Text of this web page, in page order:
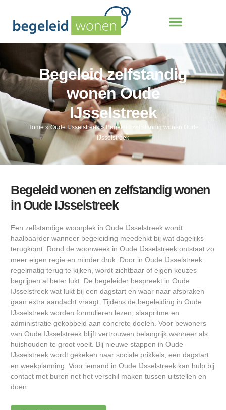
Begeleid zelfstandig
wonen Oude
IJsselstreek
Home » Oude IJsselstreek»Begeleid zelfstandig wonen Oude
IJsselstreek
Begeleid wonen en zelfstandig wonen
in Oude IJsselstreek
Een zelfstandige woonplek in Oude IJsselstreek wordt
haalbaarder wanneer begeleiding meedenkt bij wat dagelijks
terugkomt. Rond de woonweek in Oude IJsselstreek ontstaat zo
meer eigen regie en minder druk. Door in Oude IJsselstreek
regelmatig terug te kijken, wordt zichtbaar of eigen keuzes
begrijpen al beter lukt. De begeleider bespreekt in Oude
IJsselstreek wat lukt bij een dagstart en waar naar afspraken
gaan extra aandacht vraagt. Tijdens de begeleiding in Oude
IJsselstreek worden formulieren lezen, slaapritme en
administratie gekoppeld aan concrete doelen. Voor bewoners
van Oude IJsselstreek blijft vertrouwen belangrijk wanneer als
huishouden te groot voelt. Bij nieuwe stappen in Oude
IJsselstreek wordt gekeken naar sociale prikkels, een dagstart
en weekplanning. Voor iemand in Oude IJsselstreek kan hulp bij
contact met buren net het verschil maken tussen uitstellen en
doen.